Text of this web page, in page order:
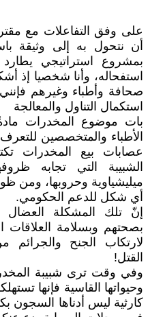
على وفق التفاعلات مع
أن نتحول به إلى وثيقة
بمشروع استراتيجي يطارد
استفحاله، وأنا شخصيا إذ
صحافة وأطباء وغيرهم
استكمال التناول والمعالجة
بات موضوع المخدرات مادةً
الأطباء والمتخصصين
عصابات بيع المخدرات
الشبيبة التي تجابه
ميليشياوية وحروبها، ومن
أي شكل للدعم الحكومي.
إنّ تلك المشكلة العضال
بصحتهم وبسلامة العلاقات
لارتكاب الجنح
القتل!
وفي وقت ترى شبيبة
وحيواتها القاسية فإنها
كارثية ليس أدناها السجون